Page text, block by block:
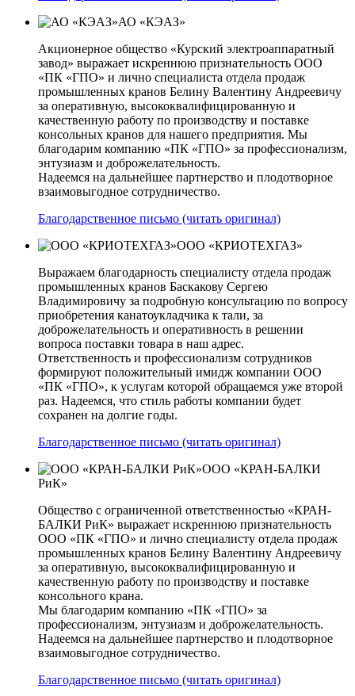
АО «КЭАЗ»
Акционерное общество «Курский электроаппаратный
завод» выражает искреннюю признательность ООО
«ПК «ГПО» и лично специалиста отдела продаж
промышленных кранов Белину Валентину Андреевичу
за оперативную, высококвалифицированную и
качественную работу по производству и поставке
консольных кранов для нашего предприятия. Мы
благодарим компанию «ПК «ГПО» за профессионализм,
энтузиазм и доброжелательность.
Надеемся на дальнейшее партнерство и плодотворное
взаимовыгодное сотрудничество.
Благодарственное письмо (читать оригинал)
ООО «КРИОТЕХГАЗ»
Выражаем благодарность специалисту отдела продаж
промышленных кранов Баскакову Сергею
Владимировичу за подробную консультацию по вопросу
приобретения канатоукладчика к тали, за
доброжелательность и оперативность в решении
вопроса поставки товара в наш адрес.
Ответственность и профессионализм сотрудников
формируют положительный имидж компании ООО
«ПК «ГПО», к услугам которой обращаемся уже второй
раз. Надеемся, что стиль работы компании будет
сохранен на долгие годы.
Благодарственное письмо (читать оригинал)
ООО «КРАН-БАЛКИ
РиК»
Общество с ограниченной ответственностью «КРАН-
БАЛКИ РиК» выражает искреннюю признательность
ООО «ПК «ГПО» и лично специалисту отдела продаж
промышленных кранов Белину Валентину Андреевичу
за оперативную, высококвалифицированную и
качественную работу по производству и поставке
консольного крана.
Мы благодарим компанию «ПК «ГПО» за
профессионализм, энтузиазм и доброжелательность.
Надеемся на дальнейшее партнерство и плодотворное
взаимовыгодное сотрудничество.
Благодарственное письмо (читать оригинал)